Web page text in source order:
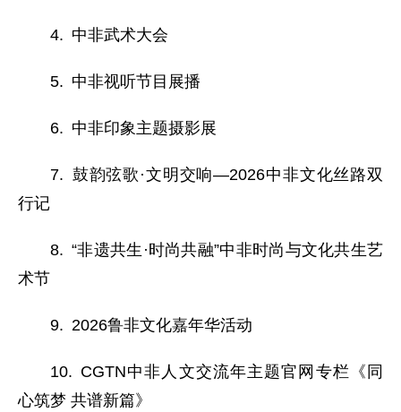
4. 中非武术大会
5. 中非视听节目展播
6. 中非印象主题摄影展
7. 鼓韵弦歌·文明交响—2026中非文化丝路双
行记
8. “非遗共生·时尚共融”中非时尚与文化共生艺
术节
9. 2026鲁非文化嘉年华活动
10. CGTN中非人文交流年主题官网专栏《同
心筑梦 共谱新篇》